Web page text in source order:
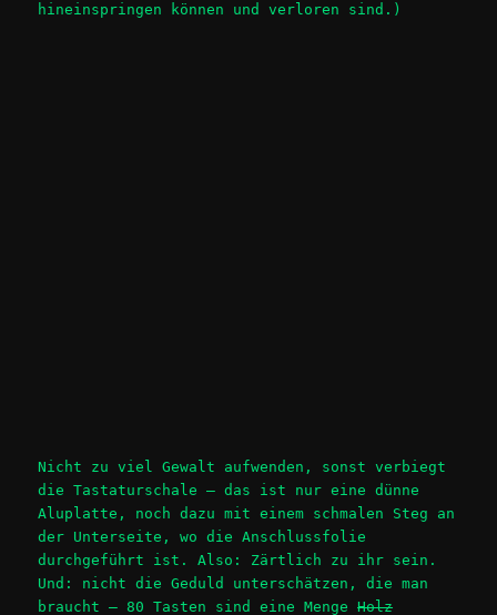
hineinspringen können und verloren sind.)
Nicht zu viel Gewalt aufwenden, sonst verbiegt
die Tastaturschale – das ist nur eine dünne
Aluplatte, noch dazu mit einem schmalen Steg an
der Unterseite, wo die Anschlussfolie
durchgeführt ist. Also: Zärtlich zu ihr sein.
Und: nicht die Geduld unterschätzen, die man
braucht – 80 Tasten sind eine MengeHolz